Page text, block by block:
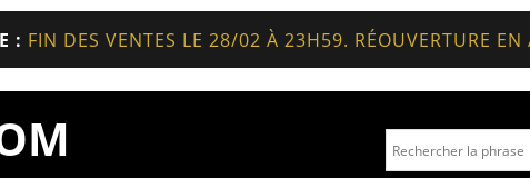
: FIN DES VENTES LE 28/02 À 23H59. RÉOUVERTURE